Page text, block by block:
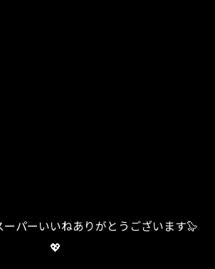
ーパーいいねありがとうございます🦭
💖